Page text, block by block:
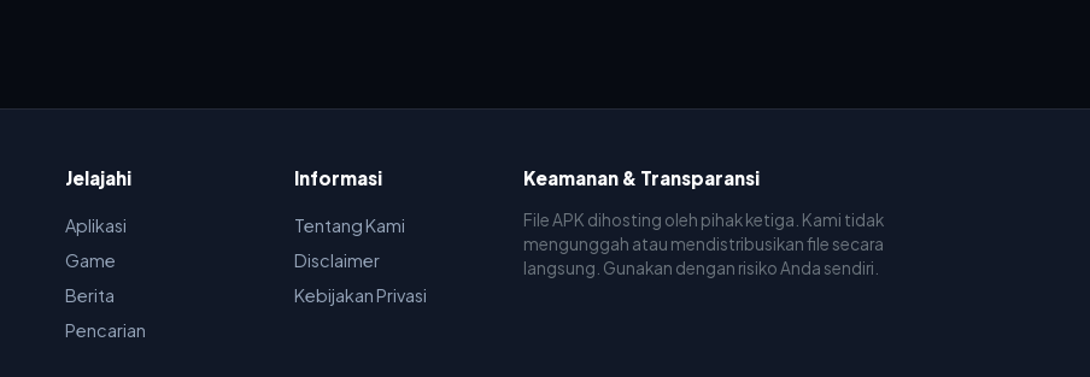
Jelajahi
Aplikasi
Game
Berita
Pencarian
Informasi
Tentang Kami
Disclaimer
Kebijakan Privasi
Keamanan & Transparansi
File APK dihosting oleh pihak ketiga. Kami tidak
mengunggah atau mendistribusikan file secara
langsung. Gunakan dengan risiko Anda sendiri.